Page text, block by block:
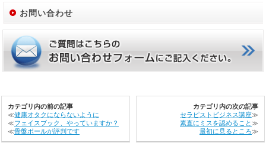
お問い合わせ
カテゴリ内の前の記事
≪健康オタクにならないように
≪フェイスブック、やっていますか？
≪骨盤ボールが評判です
カテゴリ内の次の記事
セラピストビジネス講座≫
素直にミスを認めること≫
最初に見るところ≫